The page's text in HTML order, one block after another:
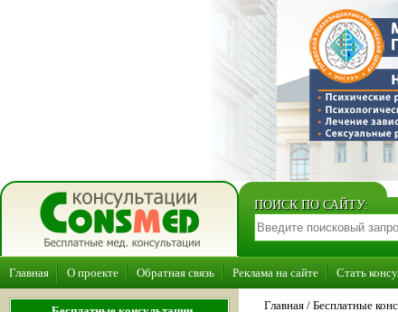
ПОИСК ПО САЙТУ:
Главная О проекте Обратная связь Реклама на сайте Стать
Главная / Бесплатные